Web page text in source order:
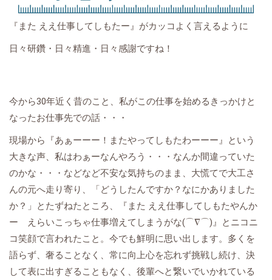
『また ええ仕事してしもたー』がカッコよく言えるように
日々研鑽・日々精進・日々感謝ですね！
今から30年近く昔のこと、私がこの仕事を始めるきっかけと
なったお仕事先での話・・・
現場から『あぁーーー！またやってしもたわーーー』という
大きな声、私はわぁーなんやろう・・・なんか間違っていた
のかな・・・などなど不安な気持ちのまま、大慌てで大工さ
んの元へ走り寄り、「どうしたんですか？なにかありました
か？」とたずねたところ、『また ええ仕事してしもたやんか
ー えらいこっちゃ仕事増えてしまうがな(⌒∇⌒)』とニコニ
コ笑顔で言われたこと。今でも鮮明に思い出します。多くを
語らず、奢ることなく、常に向上心を忘れず挑戦し続け、決
して表に出すぎることもなく、後輩へと繋いでいかれている